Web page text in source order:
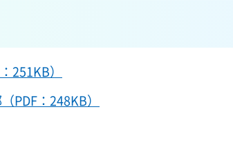
251KB）
PDF：248KB）